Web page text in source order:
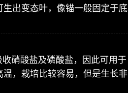
出变态叶，像锚一般固定于底
硝酸盐及磷酸盐，因此可用于
，栽培比较容易，但是生长非